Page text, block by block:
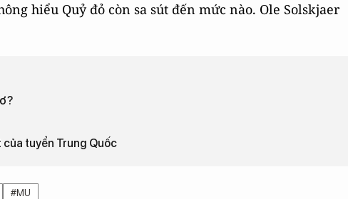
hiểu Quỷ đỏ còn sa sút đến mức nào. Ole Solskjaer
tuyển Trung Quốc
#MU